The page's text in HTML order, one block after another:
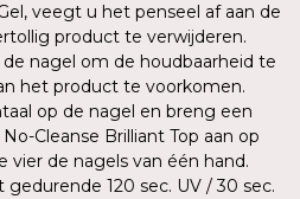
veegt u het penseel af aan de
product te verwijderen.
nagel om de houdbaarheid te
het product te voorkomen.
op de nagel en breng een
Cleanse Brilliant Top aan op
vier de nagels van één hand.
gedurende 120 sec. UV / 30 sec.